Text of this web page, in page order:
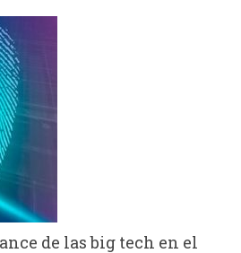
de las big tech en el